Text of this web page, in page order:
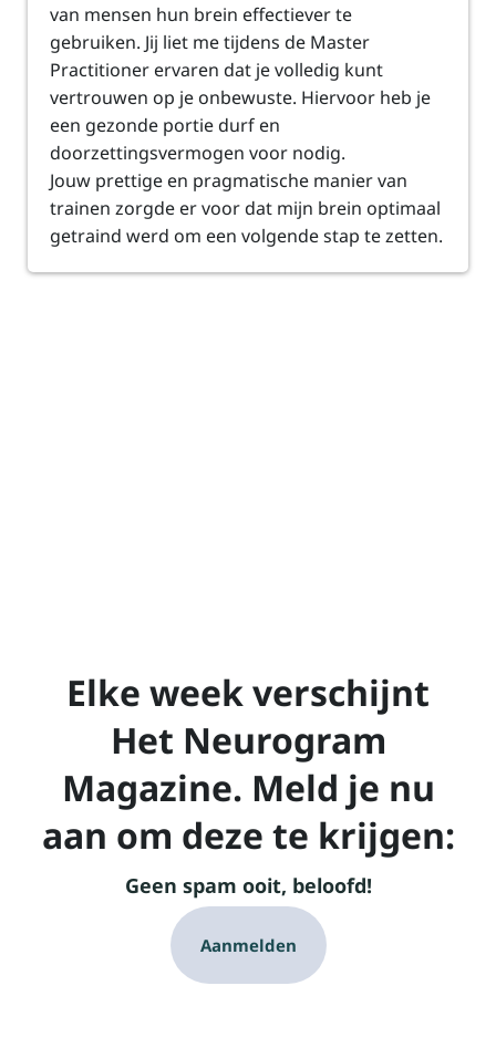
van mensen hun brein effectiever te
gebruiken. Jij liet me tijdens de Master
Practitioner ervaren dat je volledig kunt
vertrouwen op je onbewuste. Hiervoor heb je
een gezonde portie durf en
doorzettingsvermogen voor nodig.
Jouw prettige en pragmatische manier van
trainen zorgde er voor dat mijn brein optimaal
getraind werd om een volgende stap te zetten.
Elke week verschijnt
Het Neurogram
Magazine. Meld je nu
aan om deze te krijgen:
Geen spam ooit, beloofd!
Aanmelden